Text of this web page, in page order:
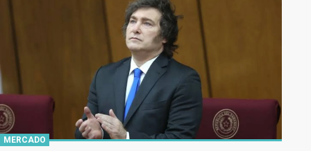
MERCADO